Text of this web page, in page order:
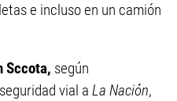
e incluso en un camión
Sccota, según
vial a La Nación,